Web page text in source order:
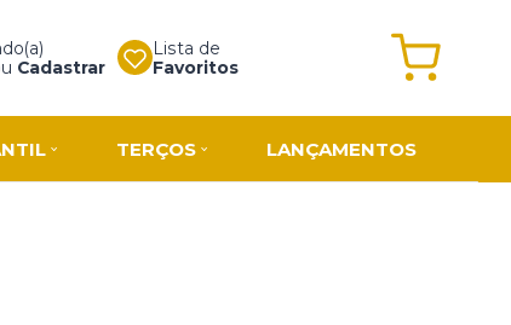
Cadastrar
Lista de
Favoritos
TERÇOS LANÇAMENTOS